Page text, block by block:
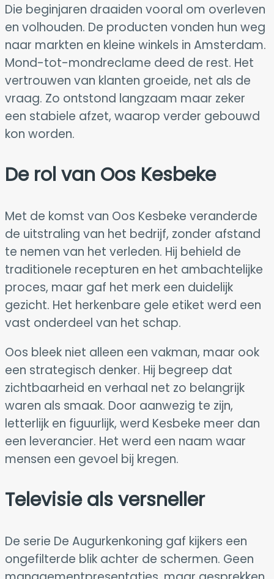
Die beginjaren draaiden vooral om overleven
en volhouden. De producten vonden hun weg
naar markten en kleine winkels in Amsterdam.
Mond-tot-mondreclame deed de rest. Het
vertrouwen van klanten groeide, net als de
vraag. Zo ontstond langzaam maar zeker
een stabiele afzet, waarop verder gebouwd
kon worden.
De rol van Oos Kesbeke
Met de komst van Oos Kesbeke veranderde
de uitstraling van het bedrijf, zonder afstand
te nemen van het verleden. Hij behield de
traditionele recepturen en het ambachtelijke
proces, maar gaf het merk een duidelijk
gezicht. Het herkenbare gele etiket werd een
vast onderdeel van het schap.
Oos bleek niet alleen een vakman, maar ook
een strategisch denker. Hij begreep dat
zichtbaarheid en verhaal net zo belangrijk
waren als smaak. Door aanwezig te zijn,
letterlijk en figuurlijk, werd Kesbeke meer dan
een leverancier. Het werd een naam waar
mensen een gevoel bij kregen.
Televisie als versneller
De serie De Augurkenkoning gaf kijkers een
ongefilterde blik achter de schermen. Geen